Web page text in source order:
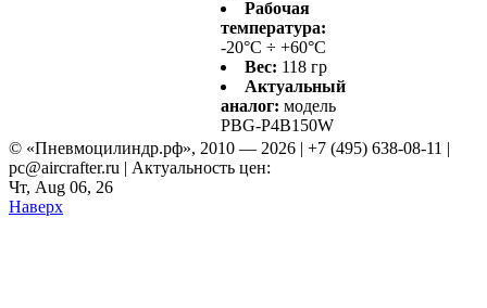
Рабочая
температура:
-20°C ÷ +60°C
Вес: 118 гр
Актуальный
аналог: модель
PBG-P4B150W
© «Пневмоцилиндр.рф», 2010 — 2026 | +7 (495) 638-08-11 |
pc@aircrafter.ru | Актуальность цен:
Чт, Aug 06, 26
Наверх